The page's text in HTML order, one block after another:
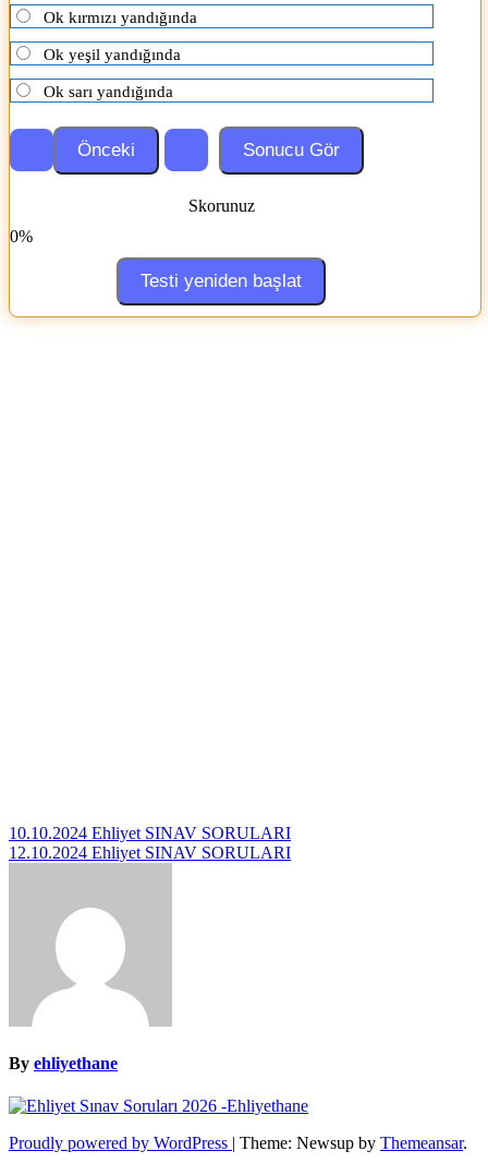
Ok kırmızı yandığında
Ok yeşil yandığında
Ok sarı yandığında
Skorunuz
0%
Testi yeniden başlat
Yazı
gezinmesi
10.10.2024 Ehliyet SINAV SORULARI
12.10.2024 Ehliyet SINAV SORULARI
By ehliyethane
Proudly powered by WordPress | Theme: Newsup by Themeansar.